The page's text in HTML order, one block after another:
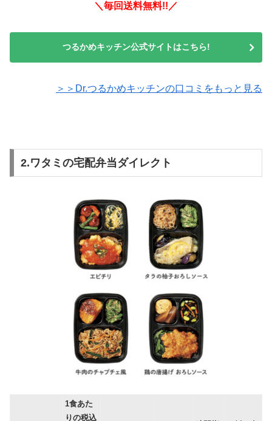
＼毎回送料無料!!／
つるかめキッチン公式サイトはこちら!
＞＞Dr.つるかめキッチンの口コミをもっと見る
2.ワタミの宅配弁当ダイレクト
1食あた
りの税込